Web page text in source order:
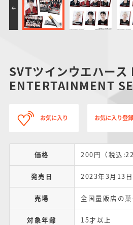
PROJECT R.E.D.・
スーパー戦隊シリー
ズ
ポケットモンス
つりグミ SMPシリーズ
SVTツインウエハー
ENTERTAINMENT
お気に入り お気に入り登
価格 200円（税込
発売日 2023年3月13
売場 全国量販店の
対象年齢 15才以上